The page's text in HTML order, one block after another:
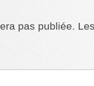
pas publiée.